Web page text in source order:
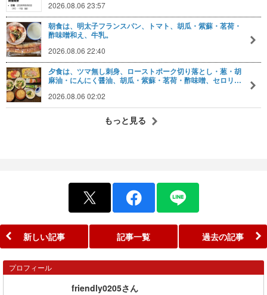
2026.08.06 23:57
朝食は、明太子フランスパン、トマト、胡瓜・紫蘇・茗荷・
酢味噌和え、牛乳。
2026.08.06 22:40
夕食は、ツマ無し刺身、ローストポーク切り落とし・葱・胡
麻油・にんにく醤油、胡瓜・紫蘇・茗荷・酢味噌、セロリ…
2026.08.06 02:02
もっと見る
新しい記事 記事一覧 過去の記事
プロフィール
friendly0205さん